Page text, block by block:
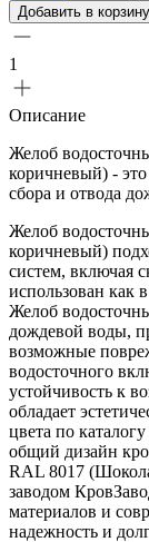
Добавить в корзину
1
Описание
Желоб
коричневый) -
сбора и отвода
Желоб
коричневый)
систем, включая
использован как
Желоб
дождевой воды,
возможные
водосточного
устойчивость к
обладает
цвета по
общий дизайн
RAL 8017
заводом
материалов и
надежность и